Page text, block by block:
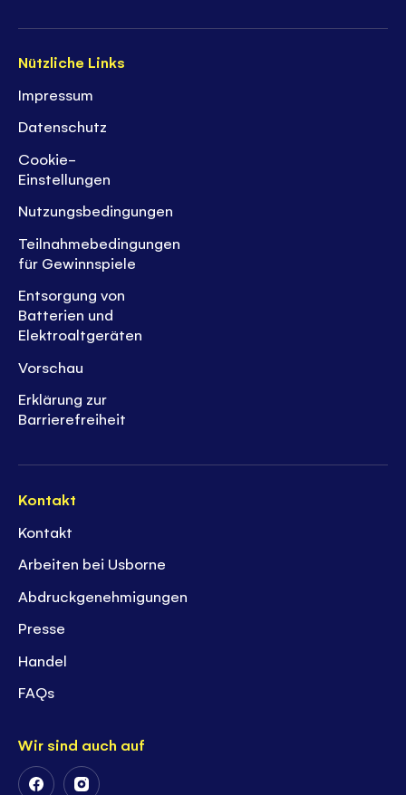
Nützliche Links
Impressum
Datenschutz
Cookie-
Einstellungen
Nutzungsbedingungen
Teilnahmebedingungen
für Gewinnspiele
Entsorgung von
Batterien und
Elektroaltgeräten
Vorschau
Erklärung zur
Barrierefreiheit
Kontakt
Kontakt
Arbeiten bei Usborne
Abdruckgenehmigungen
Presse
Handel
FAQs
Wir sind auch auf